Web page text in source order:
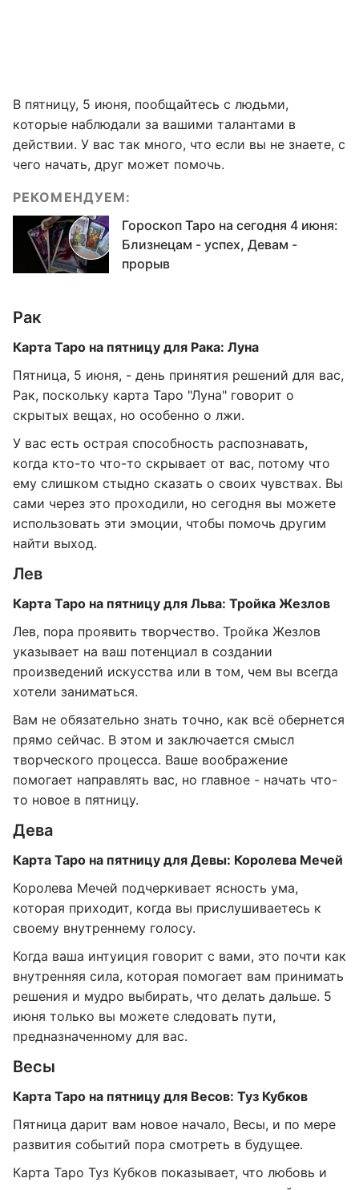
В пятницу, 5 июня, пообщайтесь с людьми,
которые наблюдали за вашими талантами в
действии. У вас так много, что если вы не знаете, с
чего начать, друг может помочь.
РЕКОМЕНДУЕМ:
Гороскоп Таро на сегодня 4 июня:
Близнецам - успех, Девам -
прорыв
Рак
Карта Таро на пятницу для Рака: Луна
Пятница, 5 июня, - день принятия решений для вас,
Рак, поскольку карта Таро "Луна" говорит о
скрытых вещах, но особенно о лжи.
У вас есть острая способность распознавать,
когда кто-то что-то скрывает от вас, потому что
ему слишком стыдно сказать о своих чувствах. Вы
сами через это проходили, но сегодня вы можете
использовать эти эмоции, чтобы помочь другим
найти выход.
Лев
Карта Таро на пятницу для Льва: Тройка Жезлов
Лев, пора проявить творчество. Тройка Жезлов
указывает на ваш потенциал в создании
произведений искусства или в том, чем вы всегда
хотели заниматься.
Вам не обязательно знать точно, как всё обернется
прямо сейчас. В этом и заключается смысл
творческого процесса. Ваше воображение
помогает направлять вас, но главное - начать что-
то новое в пятницу.
Дева
Карта Таро на пятницу для Девы: Королева Мечей
Королева Мечей подчеркивает ясность ума,
которая приходит, когда вы прислушиваетесь к
своему внутреннему голосу.
Когда ваша интуиция говорит с вами, это почти как
внутренняя сила, которая помогает вам принимать
решения и мудро выбирать, что делать дальше. 5
июня только вы можете следовать пути,
предназначенному для вас.
Весы
Карта Таро на пятницу для Весов: Туз Кубков
Пятница дарит вам новое начало, Весы, и по мере
развития событий пора смотреть в будущее.
Карта Таро Туз Кубков показывает, что любовь и